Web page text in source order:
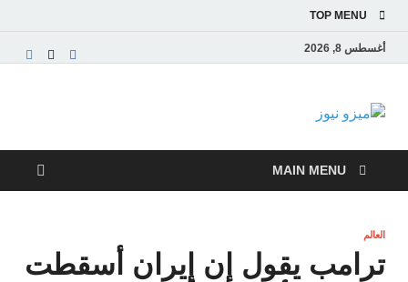
TOP MENU
أغسطس 8, 2026
ميزو نيوز
والاقتصادية
MAIN MENU
العالم
ترامب يقول إن إيران أسقطت